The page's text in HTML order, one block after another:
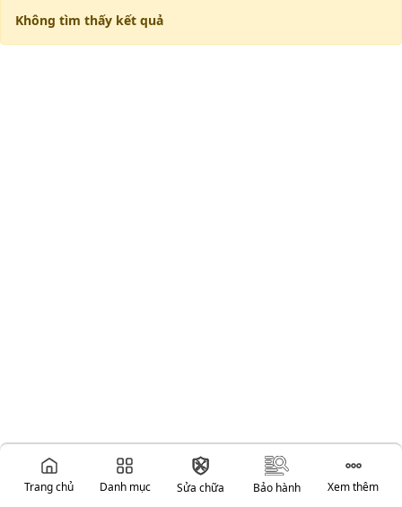
Trang chủ Danh mục Sửa chữa Bảo hành Xem thêm
Không tìm thấy kết quả